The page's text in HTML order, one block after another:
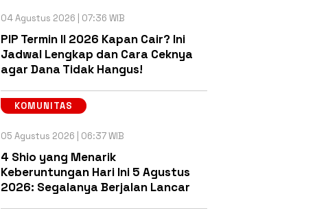
04 Agustus 2026 | 07:36 WIB
PIP Termin II 2026 Kapan Cair? Ini
Jadwal Lengkap dan Cara Ceknya
agar Dana Tidak Hangus!
KOMUNITAS
05 Agustus 2026 | 06:37 WIB
4 Shio yang Menarik
Keberuntungan Hari Ini 5 Agustus
2026: Segalanya Berjalan Lancar